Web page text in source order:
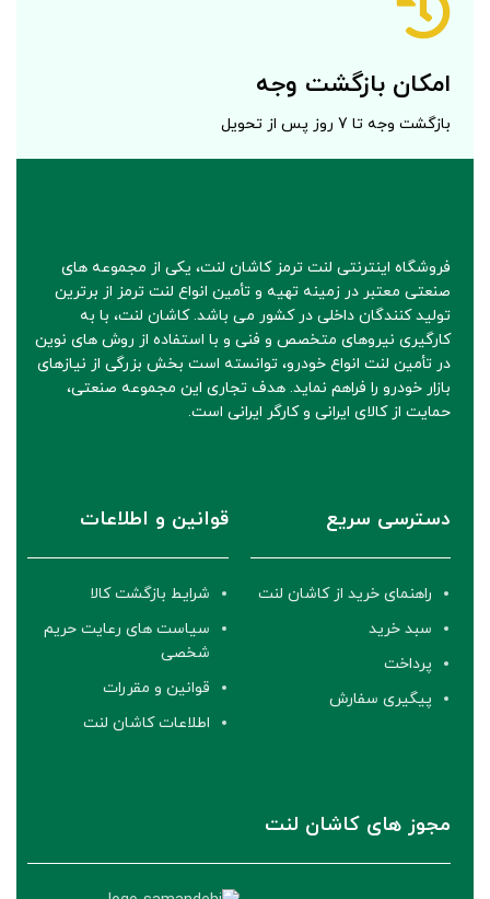
امکان بازگشت وجه
بازگشت وجه تا 7 روز پس از تحویل
فروشگاه اینترنتی لنت ترمز کاشان لنت، یکی از مجموعه های
صنعتی معتبر در زمینه تهیه و تأمین انواع لنت ترمز از برترین
تولید کنندگان داخلی در کشور می باشد. کاشان لنت، با به
کارگیری نیروهای متخصص و فنی و با استفاده از روش های نوین
در تأمین لنت انواع خودرو، توانسته است بخش بزرگی از نیازهای
بازار خودرو را فراهم نماید. هدف تجاری این مجموعه صنعتی،
حمایت از کالای ایرانی و کارگر ایرانی است.
دسترسی سریع
راهنمای خرید از کاشان لنت
سبد خرید
پرداخت
پیگیری سفارش
قوانین و اطلاعات
شرایط بازگشت کالا
سیاست های رعایت حریم
شخصی
قوانین و مقررات
اطلاعات کاشان لنت
مجوز های کاشان لنت